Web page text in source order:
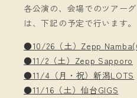
各公演の、会場でのツアー
は、下記の予定で行います。
●10/26（土）Zepp
●11/2（土）Zepp Sapporo
●11/4（月・祝）新潟LOTS
●11/16（土）仙台GIGS